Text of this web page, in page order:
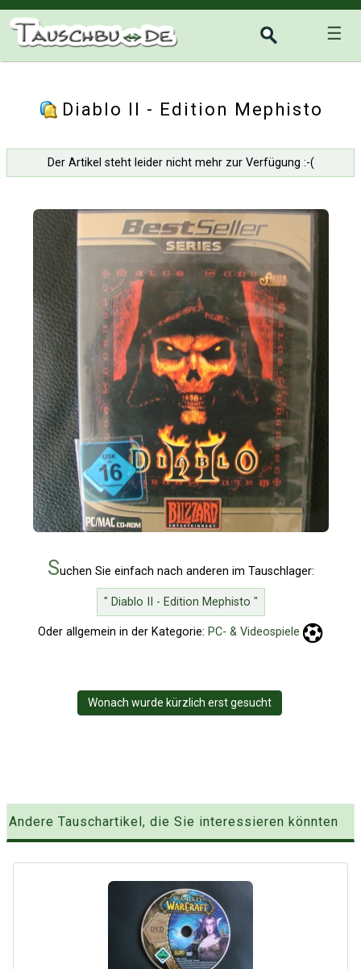
☰
Diablo II - Edition Mephisto
Der Artikel steht leider nicht mehr zur Verfügung :-(
Suchen Sie einfach nach anderen im Tauschlager:
" Diablo II - Edition Mephisto "
Oder allgemein in der Kategorie: PC- & Videospiele
Wonach wurde kürzlich erst gesucht
Andere Tauschartikel, die Sie interessieren könnten